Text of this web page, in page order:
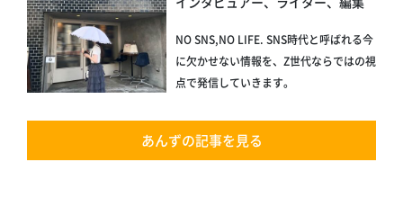
NO SNS,NO LIFE. SNS時代と呼ばれる今
に欠かせない情報を、Z世代ならではの視
点で発信していきます。
あんずの記事を見る